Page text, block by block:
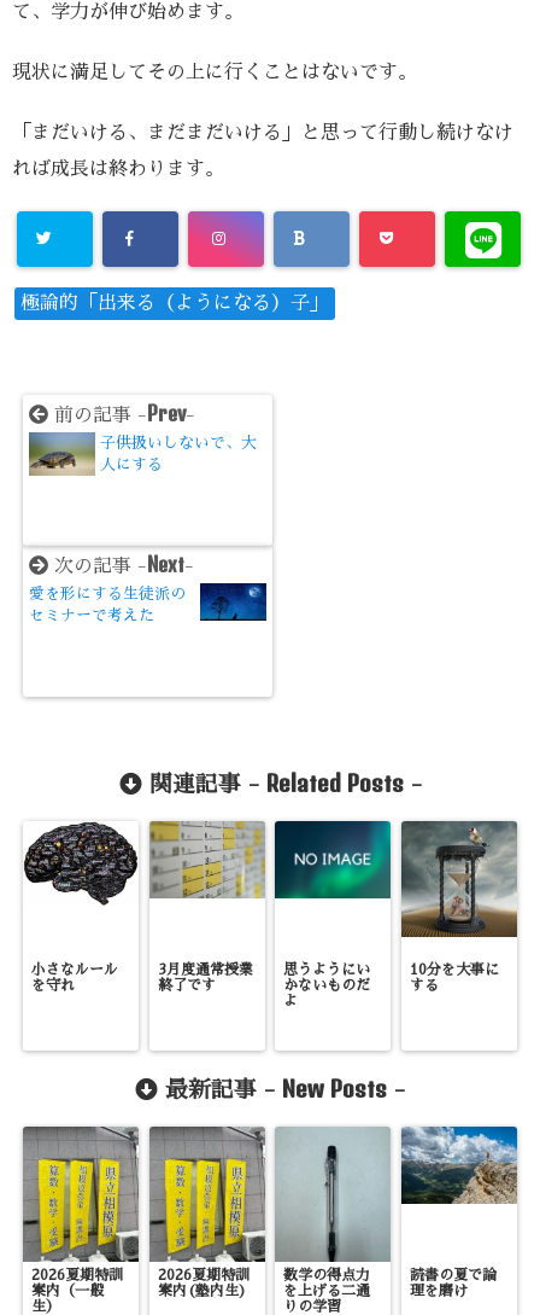
て、学力が伸び始めます。
現状に満足してその上に行くことはないです。
「まだいける、まだまだいける」と思って行動し続けなけ
れば成長は終わります。
極論的「出来る（ようになる）子」
前の記事 -Prev-
子供扱いしないで、大
人にする
次の記事 -Next-
愛を形にする生徒派の
セミナーで考えた
関連記事 - Related Posts-
小さなルール
を守れ
3月度通常授業
終了です
思うようにい
かないものだ
よ
10分を大事に
する
最新記事 - New Posts -
2026夏期特訓
案内（一般
生）
2026夏期特訓
案内(塾内生)
数学の得点力
を上げる二通
りの学習
読書の夏で論
理を磨け